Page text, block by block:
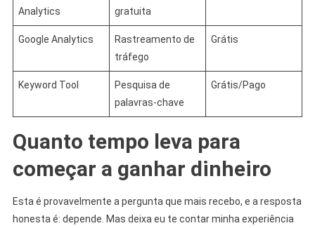
Analytics gratuita
Google Analytics
Rastreamento de
tráfego
Grátis
Keyword Tool
Pesquisa de
palavras-chave
Grátis/Pago
Quanto tempo leva para
começar a ganhar dinheiro
Esta é provavelmente a pergunta que mais recebo, e a resposta
honesta é: depende. Mas deixa eu te contar minha experiência